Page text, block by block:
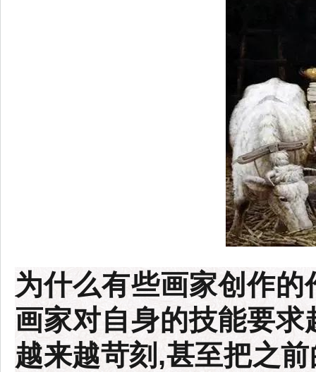
为什么有些画家创作
画家对自身的技能要
越来越苛刻,甚至把之